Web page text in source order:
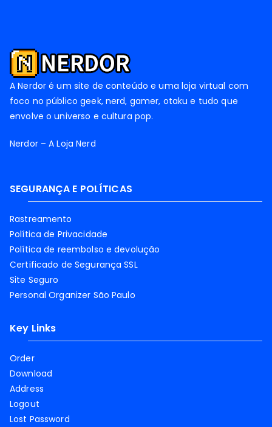
A Nerdor é um site de conteúdo e uma loja virtual com
foco no público geek, nerd, gamer, otaku e tudo que
envolve o universo e cultura pop.
Nerdor – A Loja Nerd
SEGURANÇA E POLÍTICAS
Rastreamento
Política de Privacidade
Política de reembolso e devolução
Certificado de Segurança SSL
Site Seguro
Personal Organizer São Paulo
Key Links
Order
Download
Address
Logout
Lost Password